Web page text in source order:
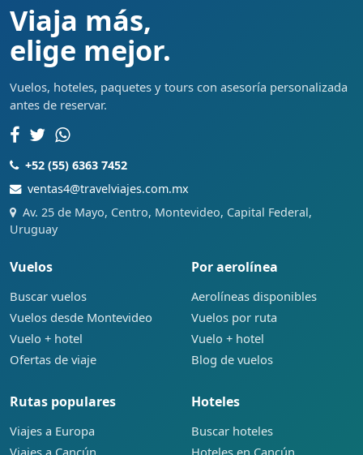
Viaja más,
elige mejor.
Vuelos, hoteles, paquetes y tours con asesoría personalizada
antes de reservar.
+52 (55) 6363 7452
ventas4@travelviajes.com.mx
Av. 25 de Mayo, Centro, Montevideo, Capital Federal,
Uruguay
Vuelos
Buscar vuelos
Vuelos desde Montevideo
Vuelo + hotel
Ofertas de viaje
Por aerolínea
Aerolíneas disponibles
Vuelos por ruta
Vuelo + hotel
Blog de vuelos
Rutas populares
Viajes a Europa
Hoteles
Buscar hoteles